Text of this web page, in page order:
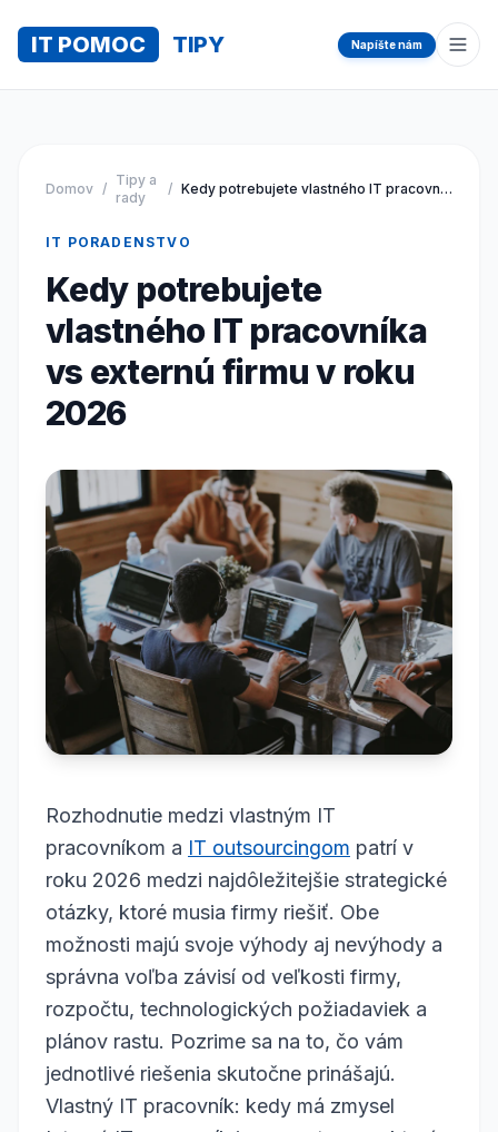
IT POMOC TIPY Napíšte nám
Domov /
Tipy a
rady
/ Kedy potrebujete vlastného IT pracovníka vs externú firmu v roku 2026
IT PORADENSTVO
Kedy potrebujete
vlastného IT pracovníka
vs externú firmu v roku
2026
Rozhodnutie medzi vlastným IT
pracovníkom a IT outsourcingom patrí v
roku 2026 medzi najdôležitejšie strategické
otázky, ktoré musia firmy riešiť. Obe
možnosti majú svoje výhody aj nevýhody a
správna voľba závisí od veľkosti firmy,
rozpočtu, technologických požiadaviek a
plánov rastu. Pozrime sa na to, čo vám
jednotlivé riešenia skutočne prinášajú.
Vlastný IT pracovník: kedy má zmysel